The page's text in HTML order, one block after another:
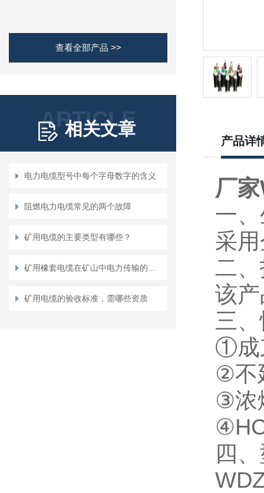
查看全部产品 >>
ARTICLE
相关文章
电力电缆型号中每个字母数字的含义
阻燃电力电缆常见的两个故障
矿用电缆的主要类型有哪些？
矿用电缆的验收标准，需哪些资质
产品详
厂
一
采
二
该
三
①成
②不
③浓
四